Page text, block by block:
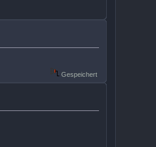
Gespeichert